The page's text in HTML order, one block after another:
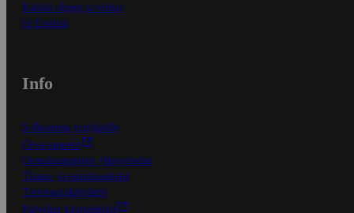
Kaikki ohjeet ja vinkit
In English
Info
S-Business yrityksille
Oiva-raportit
Osuuskauppojen yhteystiedot
Tilaus- ja toimitusehdot
Tietosuojakäytäntö
Palvelun käyttöehdot